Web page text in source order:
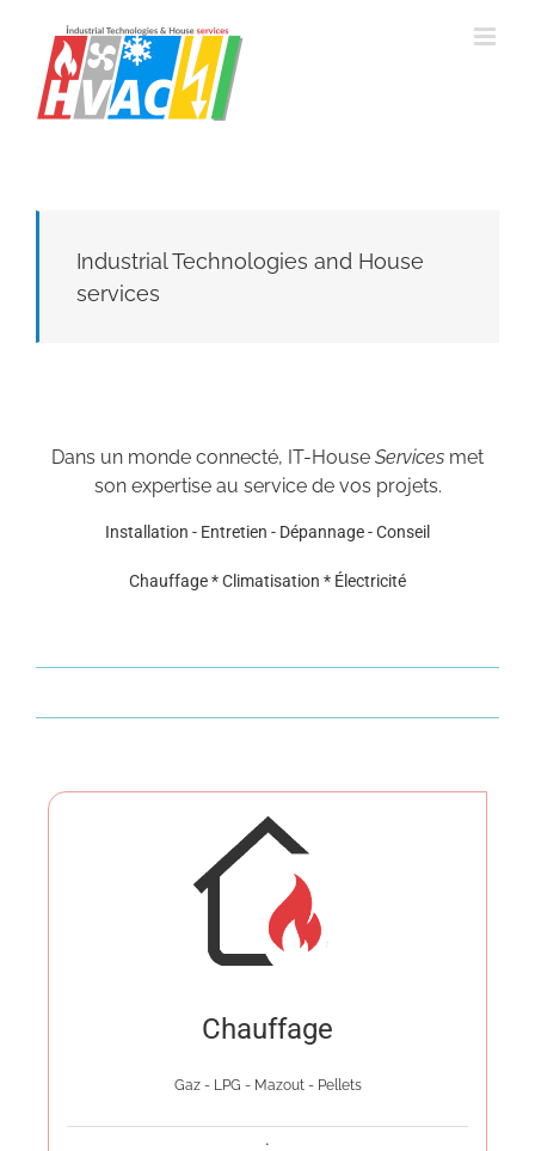
contenu
Industrial Technologies and House
services
Dans un monde connecté, IT-House Services met
son expertise au service de vos projets.
Installation - Entretien - Dépannage - Conseil
Chauffage * Climatisation * Électricité
Chauffage
Gaz - LPG - Mazout - Pellets
.